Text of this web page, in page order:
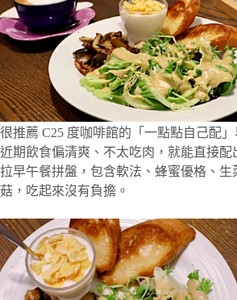
很推薦 C25 度咖啡館的「一點點自己配
近期飲食偏清爽、不太吃肉，就能直接配
拉早午餐拼盤，包含軟法、蜂蜜優格、生
菇，吃起來沒有負擔。